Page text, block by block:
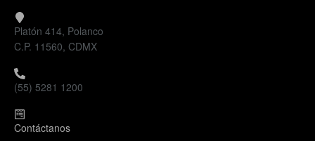
Platón 414, Polanco
C.P. 11560, CDMX
(55) 5281 1200
Contáctanos